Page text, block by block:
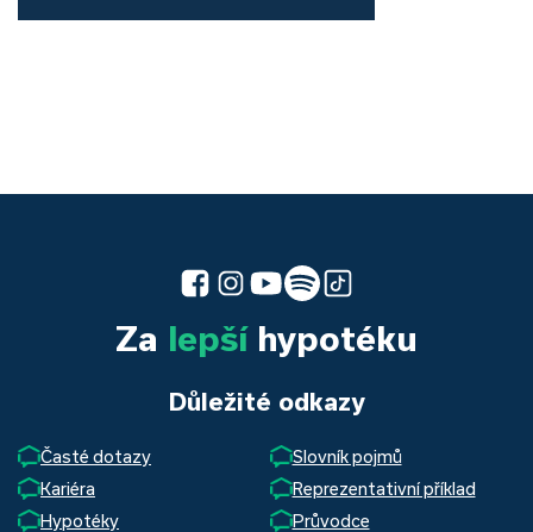
Za lepšíhypotéku
Důležité odkazy
Časté dotazy
Slovník pojmů
Kariéra
Reprezentativní příklad
Hypotéky
Průvodce